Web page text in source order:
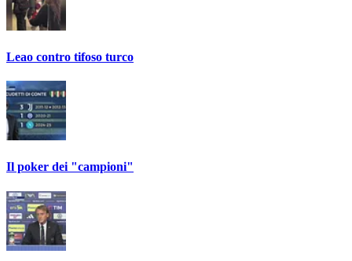
Leao contro tifoso turco
Il poker dei "campioni"